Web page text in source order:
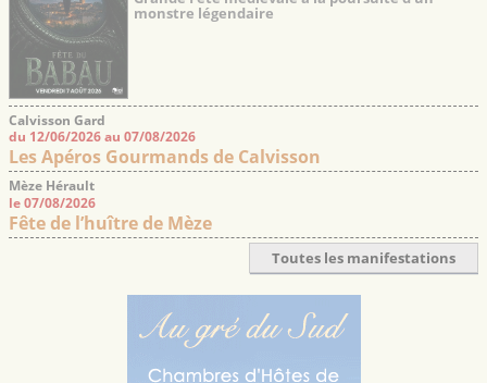
monstre légendaire
Calvisson Gard
du 12/06/2026 au 07/08/2026
Les Apéros Gourmands de Calvisson
Mèze Hérault
le 07/08/2026
Fête de l’huître de Mèze
Toutes les manifestations